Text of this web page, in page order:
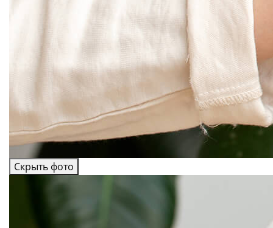
Скрыть фото